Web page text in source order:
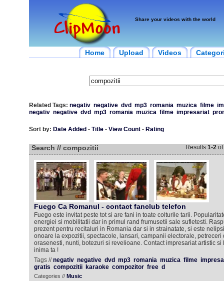
Share your videos with the world
Home Upload Videos
Related Tags: negativ negative dvd mp3 romania muzica filme
negativ negative dvd mp3 romania muzica filme impresariat
Sort by: Date Added - Title- View Count- Rating
Search // compozitii Results 1-2of
Fuego Ca Romanul - contact fanclub telefon
Fuego este invitat peste tot si are fani in toate colturile tarii.
energiei si mobilitatii dar in primul rand frumusetii sale sufletesti.
prezent pentru recitaluri in Romania dar si in strainatate, si este
onoare la expozitii, spectacole, lansari, campanii electorale, petreceri
orasenesti, nunti, botezuri si revelioane. Contact impresariat artistic si
inima ta !
Tags //negativ negative dvd mp3 romania muzica filme
gratis compozitii karaoke compozitor free d
Categories // Music